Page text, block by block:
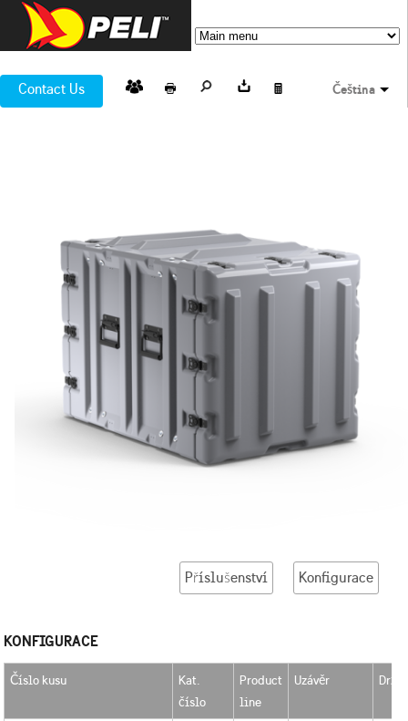
Contact Us Čeština
Příslušenství Konfigurace
KONFIGURACE
Číslo kusu
Kat.
číslo
Product
line
Uzávěr